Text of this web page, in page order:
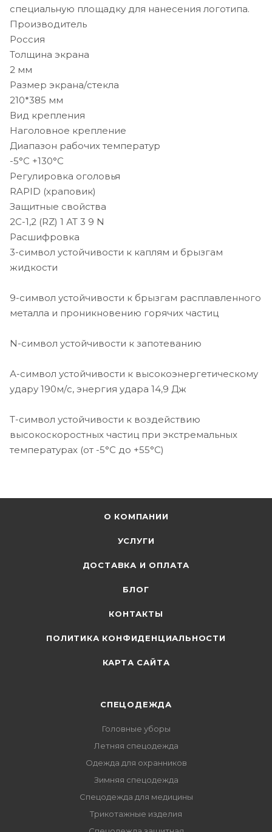
специальную площадку для нанесения логотипа.
Производитель
Россия
Толщина экрана
2 мм
Размер экрана/стекла
210*385 мм
Вид крепления
Наголовное крепление
Диапазон рабочих температур
-5°C +130°C
Регулировка оголовья
RAPID (храповик)
Защитные свойства
2C-1,2 (RZ) 1 АТ 3 9 N
Расшифровка
3-символ устойчивости к каплям и брызгам
жидкости
9-символ устойчивости к брызгам расплавленного
металла и проникновению горячих частиц
N-символ устойчивости к запотеванию
А-символ устойчивости к высокоэнергетическому
удару 190м/с, энергия удара 14,9 Дж
Т-символ устойчивости к воздействию
высокоскоростных частиц при экстремальных
температурах (от -5°С до +55°С)
О КОМПАНИИ
УСЛУГИ
ДОСТАВКА И ОПЛАТА
БЛОГ
КОНТАКТЫ
ПОЛИТИКА КОНФИДЕНЦИАЛЬНОСТИ
КАРТА САЙТА
СПЕЦОДЕЖДА
Головные уборы
Летняя спецодежда
Одежда для охранников
Зимняя спецодежда
Спецодежда для медицины
Трикотажные изделия